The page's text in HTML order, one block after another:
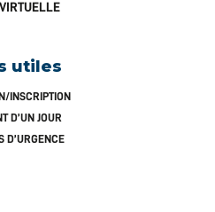
utiles
INSCRIPTION
D’UN JOUR
D’URGENCE